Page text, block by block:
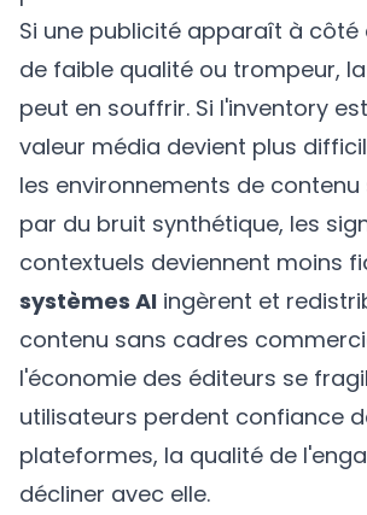
Si une publicité apparaît à côté
de faible qualité ou trompeur,
peut en souffrir. Si l'inventory
valeur média devient plus
les environnements de
par du bruit synthétique, les
contextuels deviennent moins
systèmes AI ingèrent et
contenu sans cadres
l'économie des éditeurs se
utilisateurs perdent confiance
plateformes, la qualité de
décliner avec elle.